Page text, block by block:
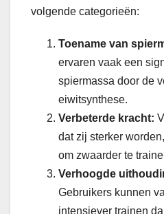
volgende categorieën:
Toename van
ervaren vaak een
spiermassa door de
eiwitsynthese.
Verbeterde kracht:
dat zij sterker
om zwaarder te
Verhoogde
Gebruikers kunnen
intensiever trainen